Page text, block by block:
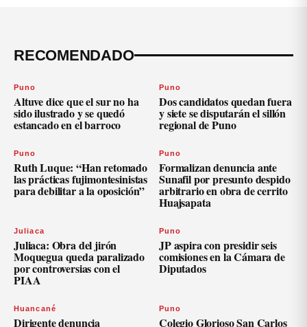
RECOMENDADO
Puno
Altuve dice que el sur no ha
sido ilustrado y se quedó
estancado en el barroco
Puno
Dos candidatos quedan fuera
y siete se disputarán el sillón
regional de Puno
Puno
Ruth Luque: “Han retomado
las prácticas fujimontesinistas
para debilitar a la oposición”
Puno
Formalizan denuncia ante
Sunafil por presunto despido
arbitrario en obra de cerrito
Huajsapata
Juliaca
Juliaca: Obra del jirón
Moquegua queda paralizado
por controversias con el
PIAA
Puno
JP aspira con presidir seis
comisiones en la Cámara de
Diputados
Huancané
Dirigente denuncia
Puno
Colegio Glorioso San Carlos